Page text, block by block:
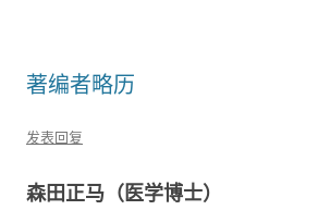
著编者略历
发表回复
森田正马（医学博士）